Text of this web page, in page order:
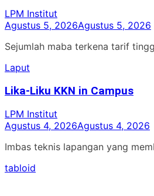
LPM Institut
Agustus 5, 2026Agustus 5, 2026
Sejumlah maba terkena tarif
Laput
Lika-Liku KKN in Campus
LPM Institut
Agustus 4, 2026Agustus 4, 2026
Imbas teknis lapangan yang
tabloid